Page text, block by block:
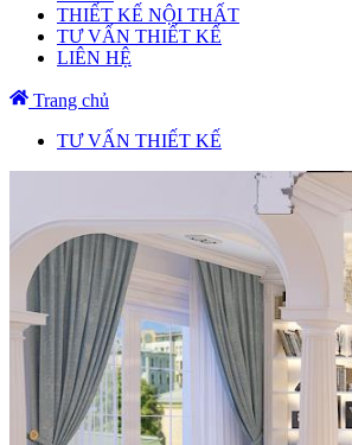
THIẾT KẾ NỘI THẤT
TƯ VẤN THIẾT KẾ
LIÊN HỆ
Trang chủ
TƯ VẤN THIẾT KẾ